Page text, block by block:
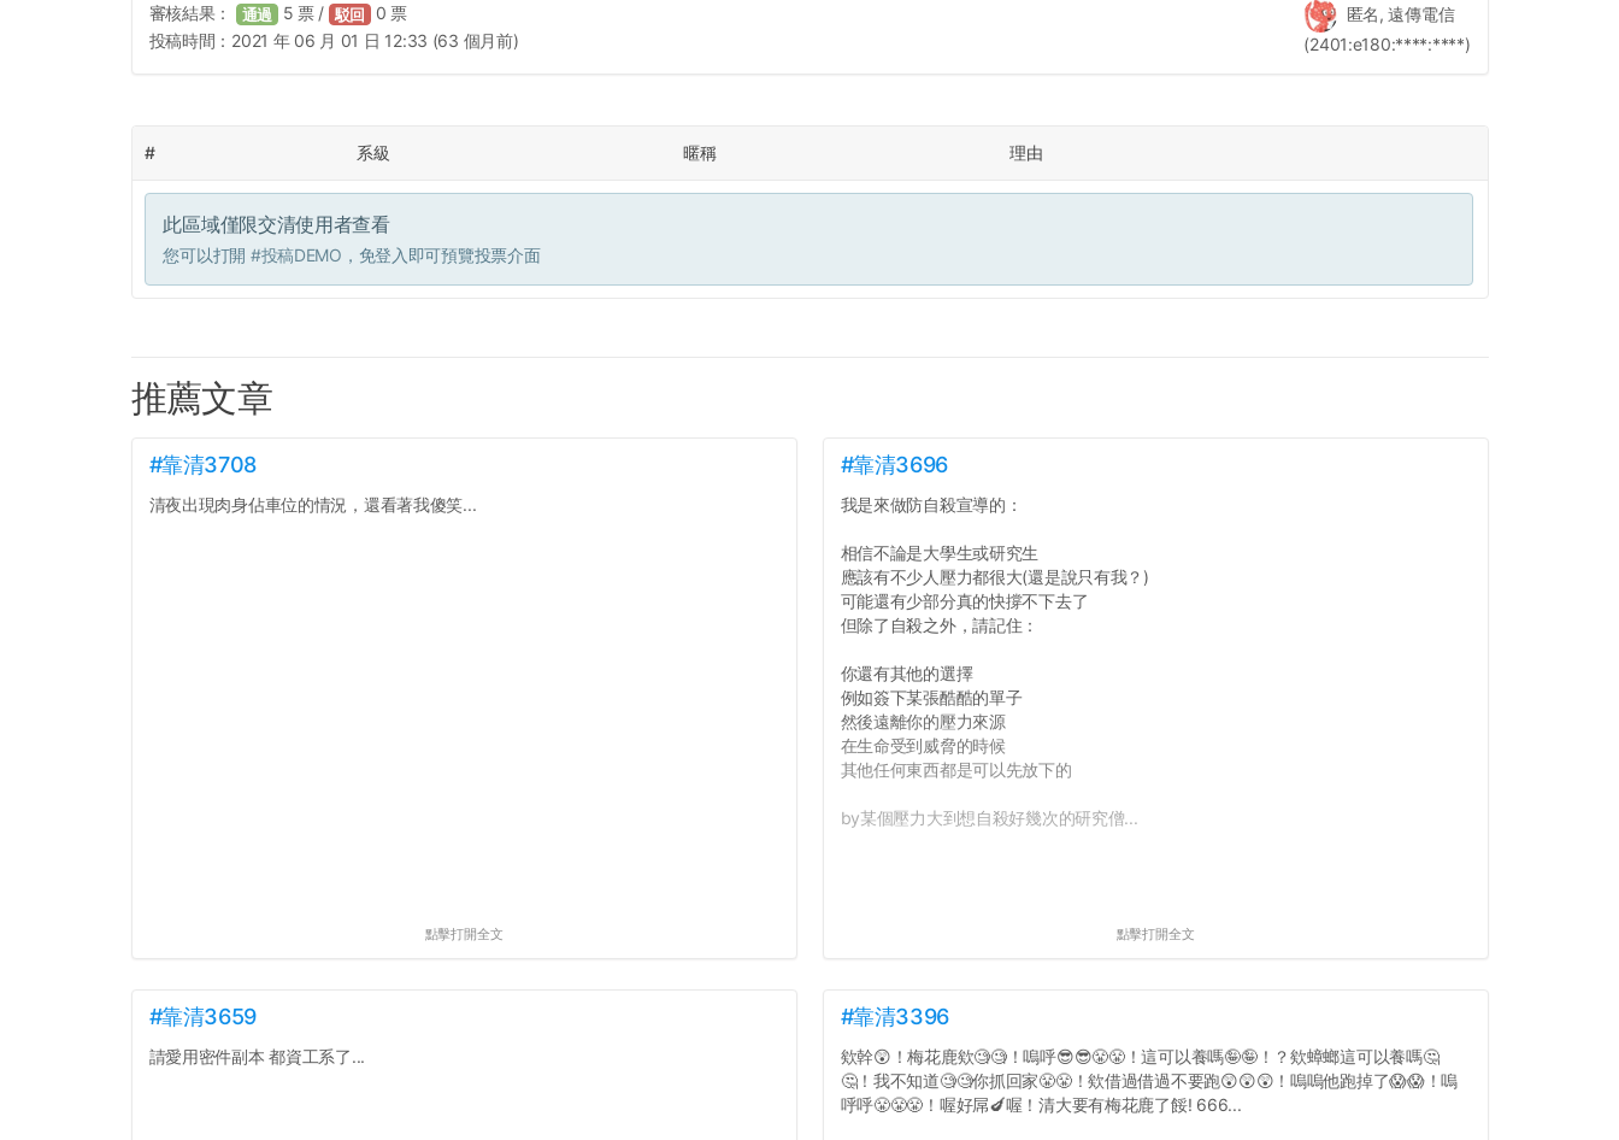
匿名, 遠傳電信
(2401:e180:****:****)
審核結果： 通過 5 票 / 駁回 0 票
投稿時間： 2021 年 06 月 01 日 12:33 (63 個月前)
# 系級 暱稱 理由
此區域僅限交清使用者查看
您可以打開 #投稿DEMO ，免登入即可預覽投票介面
推薦文章
#靠清3708
清夜出現肉身佔車位的情況，還看著我傻笑...
點擊打開全文
#靠清3696
我是來做防自殺宣導的：
相信不論是大學生或研究生
應該有不少人壓力都很大(還是說只有我？)
可能還有少部分真的快撐不下去了
但除了自殺之外，請記住：
你還有其他的選擇
例如簽下某張酷酷的單子
然後遠離你的壓力來源
在生命受到威脅的時候
其他任何東西都是可以先放下的
by某個壓力大到想自殺好幾次的研究僧...
點擊打開全文
#靠清3659
請愛用密件副本 都資工系了...
#靠清3396
欸幹😲！梅花鹿欸🧐🧐！嗚呼😎😎😤😤！這可以養嗎🤪🤪！？欸蟑螂這可以養嗎🤔
🤔！我不知道🧐🧐你抓回家😤😤！欸借過借過不要跑😲😲😲！嗚嗚他跑掉了😱😱！嗚
呼呼😤😤😤！喔好屌🍆喔！清大要有梅花鹿了餒! 666...